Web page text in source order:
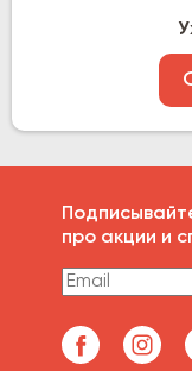
про акции и